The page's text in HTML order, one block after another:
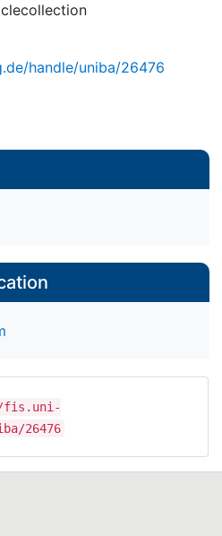
handle/uniba/26476
fis.uni-
26476